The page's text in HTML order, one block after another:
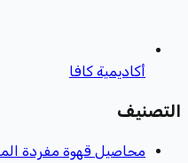
أكاديمية كافا
التصنيف
محاصيل قهوة مفردة